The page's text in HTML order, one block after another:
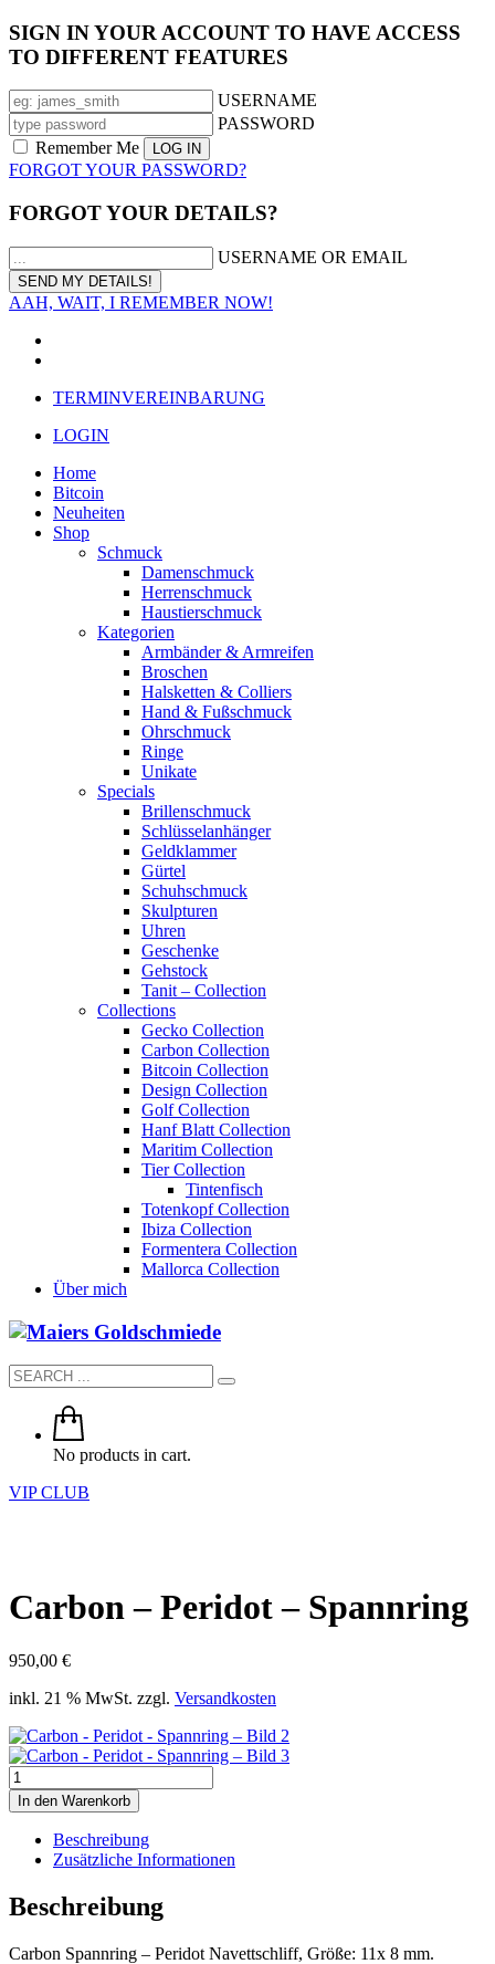
SIGN IN YOUR ACCOUNT TO HAVE ACCESS
TO DIFFERENT FEATURES
USERNAME
PASSWORD
Remember Me
FORGOT YOUR PASSWORD?
FORGOT YOUR DETAILS?
USERNAME OR EMAIL
AAH, WAIT, I REMEMBER NOW!
TERMINVEREINBARUNG
LOGIN
Home
Bitcoin
Neuheiten
Shop
Schmuck
Damenschmuck
Herrenschmuck
Haustierschmuck
Kategorien
Armbänder & Armreifen
Broschen
Halsketten & Colliers
Hand & Fußschmuck
Ohrschmuck
Ringe
Unikate
Specials
Brillenschmuck
Schlüsselanhänger
Geldklammer
Gürtel
Schuhschmuck
Skulpturen
Uhren
Geschenke
Gehstock
Tanit – Collection
Collections
Gecko Collection
Carbon Collection
Bitcoin Collection
Design Collection
Golf Collection
Hanf Blatt Collection
Maritim Collection
Tier Collection
Tintenfisch
Totenkopf Collection
Ibiza Collection
Formentera Collection
Mallorca Collection
Über mich
No products in cart.
VIP CLUB
Carbon – Peridot – Spannring
950,00 €
inkl. 21 % MwSt. zzgl. Versandkosten
Carbon
-
Peridot
Spannring
Menge
In den Warenkorb
Beschreibung
Zusätzliche Informationen
Beschreibung
Carbon Spannring – Peridot Navettschliff, Größe: 11x 8 mm.